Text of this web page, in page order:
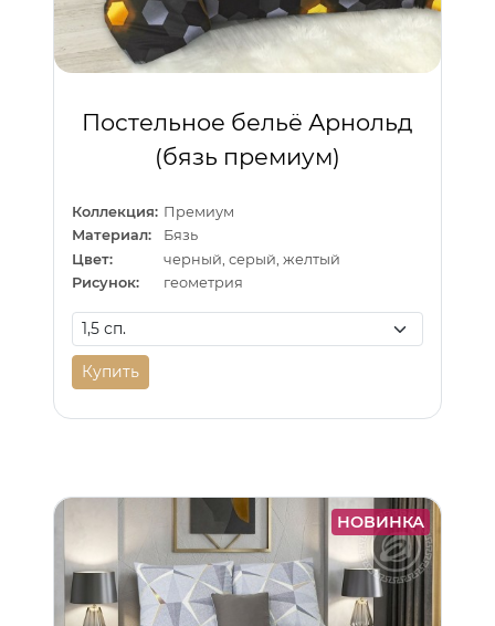
Постельное бельё Арнольд
(бязь премиум)
Коллекция: Премиум
Материал:
Бязь
Цвет:
черный, серый, желтый
Рисунок:
геометрия
Купить
НОВИНКА